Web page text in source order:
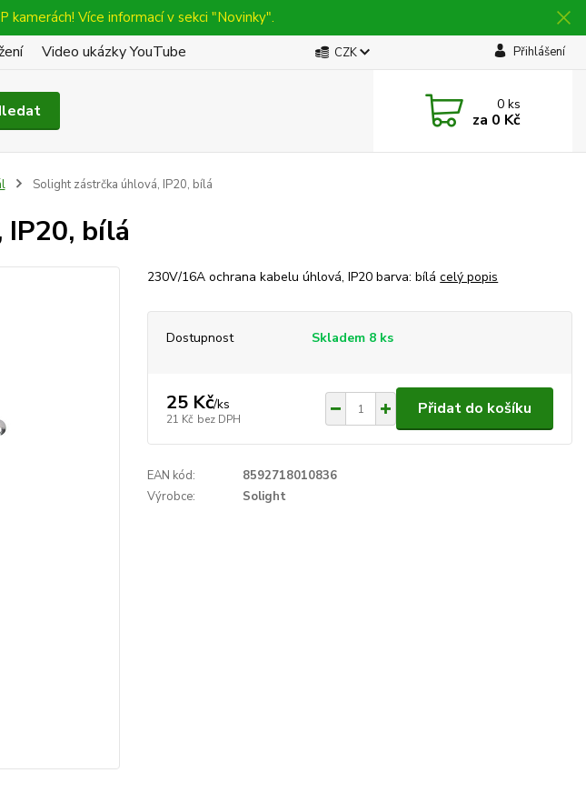
Více informací v sekci "Novinky".
Video ukázky YouTube CZK Přihlášení
0 ks
za 0 Kč
Solight zástrčka úhlová, IP20, bílá
bílá
230V/16A ochrana kabelu úhlová, IP20 barva: bílácelý popis
Dostupnost Skladem 8 ks
25 Kč/ks
21 Kč bez DPH
Přidat do košíku
EAN kód:
8592718010836
Výrobce:
Solight